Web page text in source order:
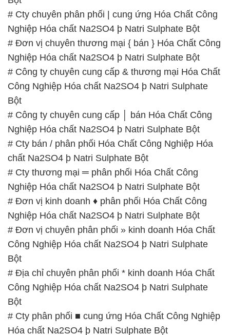
Nghiệp Hóa chất Na2SO4 þ Natri Sulphate Bột
# Cty bán / phân phối Hóa Chất Công Nghiệp Hóa
chất Na2SO4 þ Natri Sulphate Bột
# Cty thương mại ═ phân phối Hóa Chất Công
Nghiệp Hóa chất Na2SO4 þ Natri Sulphate Bột
# Đơn vị kinh doanh ♦ phân phối Hóa Chất Công
Nghiệp Hóa chất Na2SO4 þ Natri Sulphate Bột
# Đơn vị chuyên phân phối » kinh doanh Hóa Chất
Công Nghiệp Hóa chất Na2SO4 þ Natri Sulphate
Bột
# Địa chỉ chuyên phân phối * kinh doanh Hóa Chất
Công Nghiệp Hóa chất Na2SO4 þ Natri Sulphate
Bột
# Cty phân phối ■ cung ứng Hóa Chất Công Nghiệp
Hóa chất Na2SO4 þ Natri Sulphate Bột
📞 PHÒNG KINH DOANH – CÔNG TY HÓA CHẤT
ĐẮC TRƯỜNG PHÁT
🌐 Website: https://muabanhoachat.vn/
📞 Hotline:
– 0933.920.505 – 028.3504.5555
– 028.3756.1835 – 028.3756.1840 –